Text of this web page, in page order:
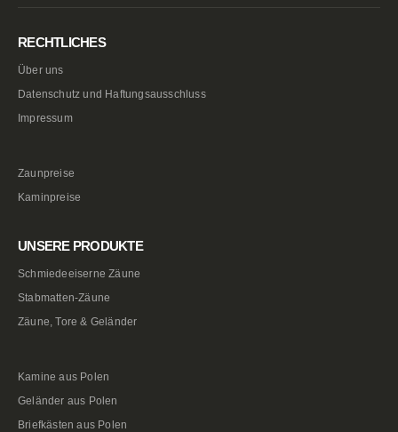
RECHTLICHES
Über uns
Datenschutz und Haftungsausschluss
Impressum
Zaunpreise
Kaminpreise
UNSERE PRODUKTE
Schmiedeeiserne Zäune
Stabmatten-Zäune
Zäune, Tore & Geländer
Kamine aus Polen
Geländer aus Polen
Briefkästen aus Polen